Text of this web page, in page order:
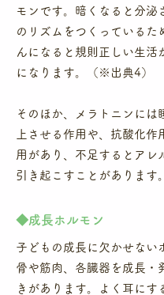
モンです。暗くなると分泌
のリズムをつくっているた
んになると規則正しい生活
になります。（※出典4）
そのほか、メラトニンには
上させる作用や、抗酸化作
用があり、不足するとアレ
引き起こすことがあります。
​◆成長ホルモン
子どもの成長に欠かせない
骨や筋肉、各臓器を成長・
きがあります。よく耳にす